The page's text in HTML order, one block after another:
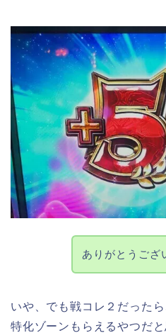
ありがとうござ
いや、でも戦コレ２だった
特化ゾーンもらえるやつだ